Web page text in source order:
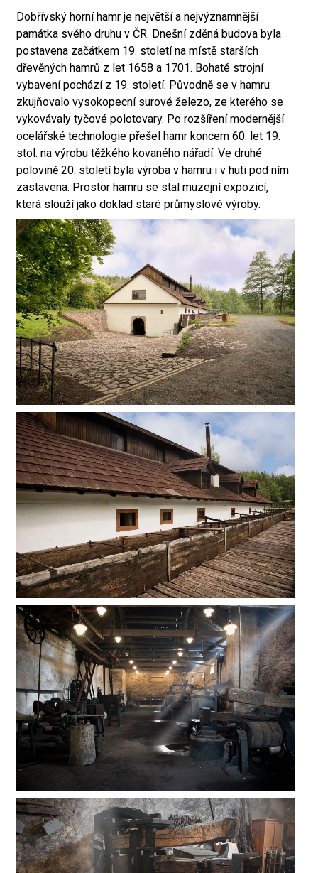
Dobřívský horní hamr je největší a nejvýznamnější
památka svého druhu v ČR. Dnešní zděná budova byla
postavena začátkem 19. století na místě starších
dřevěných hamrů z let 1658 a 1701. Bohaté strojní
vybavení pochází z 19. století. Původně se v hamru
zkujňovalo vysokopecní surové železo, ze kterého se
vykovávaly tyčové polotovary. Po rozšíření modernější
ocelářské technologie přešel hamr koncem 60. let 19.
stol. na výrobu těžkého kovaného nářadí. Ve druhé
polovině 20. století byla výroba v hamru i v huti pod ním
zastavena. Prostor hamru se stal muzejní expozicí,
která slouží jako doklad staré průmyslové výroby.